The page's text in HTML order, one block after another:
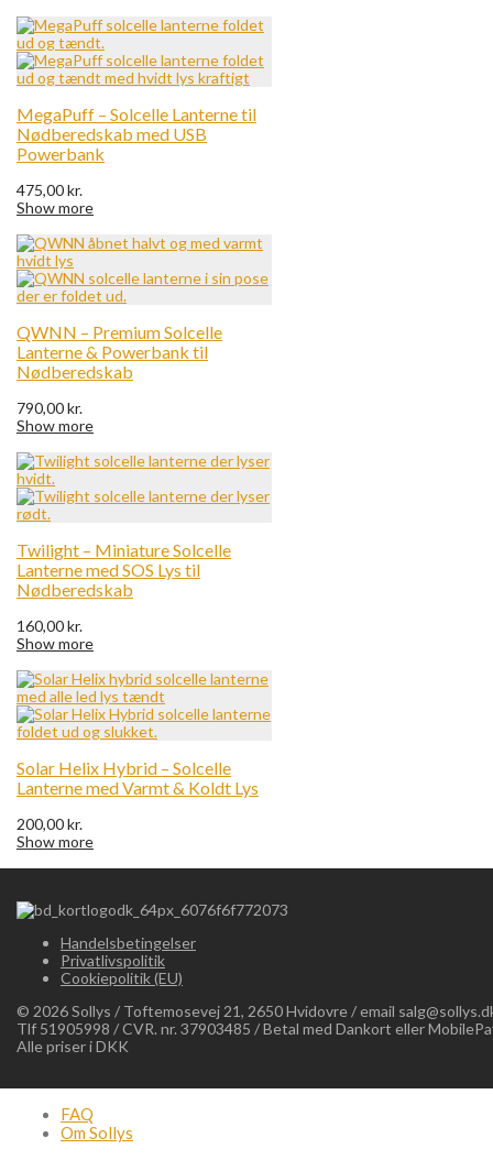
MegaPuff – Solcelle Lanterne til
Nødberedskab med USB
Powerbank
475,00kr.
Show more
QWNN – Premium Solcelle
Lanterne & Powerbank til
Nødberedskab
790,00kr.
Show more
Twilight – Miniature Solcelle
Lanterne med SOS Lys til
Nødberedskab
160,00kr.
Show more
Solar Helix Hybrid – Solcelle
Lanterne med Varmt & Koldt Lys
200,00kr.
Show more
Handelsbetingelser
Privatlivspolitik
Cookiepolitik (EU)
© 2026Sollys / Toftemosevej 21, 2650 Hvidovre / email
Tlf 51905998 / CVR. nr. 37903485 / Betal med Dankort eller
Alle priser i DKK
FAQ
Om Sollys